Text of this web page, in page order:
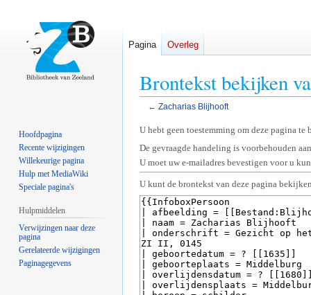
Brontekst bekijken
← Zacharias Blijhooft
Naar
navigatie
springen
Naar
zoeken
springen
U hebt geen toestemming om deze pagina te
De gevraagde handeling is voorbehouden
U moet uw e-mailadres bevestigen voor u
U kunt de brontekst van deze pagina
Pagina Overleg
Hoofdpagina
Recente wijzigingen
Willekeurige pagina
Hulp met MediaWiki
Speciale pagina's
Hulpmiddelen
Verwijzingen naar deze
pagina
Gerelateerde wijzigingen
Paginagegevens